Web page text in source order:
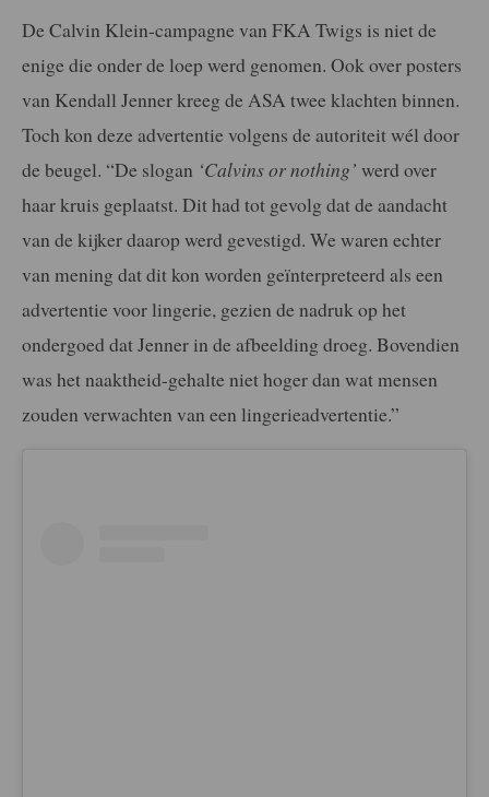
De Calvin Klein-campagne van FKA Twigs is niet de
enige die onder de loep werd genomen. Ook over posters
van Kendall Jenner kreeg de ASA twee klachten binnen.
Toch kon deze advertentie volgens de autoriteit wél door
de beugel. “De slogan ‘Calvins or nothing’ werd over
haar kruis geplaatst. Dit had tot gevolg dat de aandacht
van de kijker daarop werd gevestigd. We waren echter
van mening dat dit kon worden geïnterpreteerd als een
advertentie voor lingerie, gezien de nadruk op het
ondergoed dat Jenner in de afbeelding droeg. Bovendien
was het naaktheid-gehalte niet hoger dan wat mensen
zouden verwachten van een lingerieadvertentie.”